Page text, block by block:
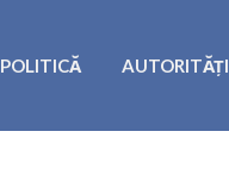
POLITICĂ AUTORITĂȚI